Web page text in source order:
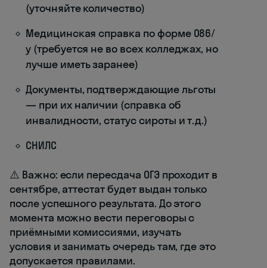
(уточняйте количество)
Медицинская справка по форме 086/
у (требуется не во всех колледжах, но
лучше иметь заранее)
Документы, подтверждающие льготы
— при их наличии (справка об
инвалидности, статус сироты и т.д.)
СНИЛС
⚠️ Важно: если пересдача ОГЭ проходит в
сентябре, аттестат будет выдан только
после успешного результата. До этого
момента можно вести переговоры с
приёмными комиссиями, изучать
условия и занимать очередь там, где это
допускается правилами.